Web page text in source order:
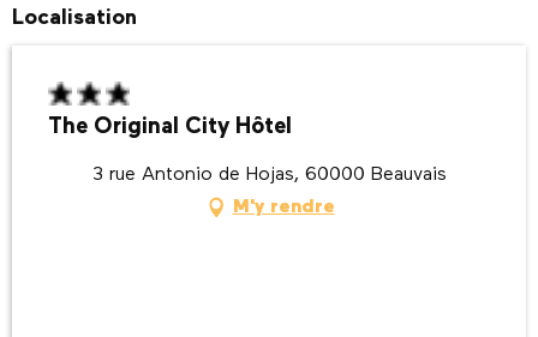
Localisation
The Original City Hôtel
3 rue Antonio de Hojas, 60000 Beauvais
M'y rendre